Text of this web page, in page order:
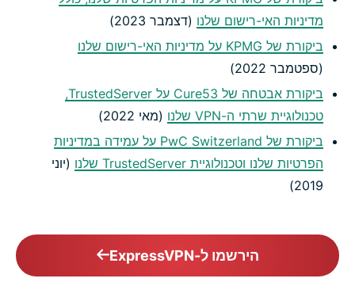
מדיניות האי-רישום שלנו (דצמבר 2023)
ביקורת של KPMG על מדיניות האי-רישום שלנו
(ספטמבר 2022)
ביקורת אבטחה של Cure53 על TrustedServer,
טכנולוגיית שרתי ה-VPN שלנו
(מאי 2022)
ביקורת של PwC Switzerland על עמידה במדיניות
הפרטיות שלנו וטכנולוגיית TrustedServer שלנו
(יוני
2019)
הירשמו ל-ExpressVPN